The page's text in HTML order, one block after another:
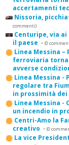
accertamenti
Nissoria,
commenti)
Centuripe, via
il paese - (0
Linea Messina
ferroviaria
avverse
Linea Messina
regolare tra
in prossimità
Linea Messina
un incendio in
Centri-Amo la
creativo - (0
La vice